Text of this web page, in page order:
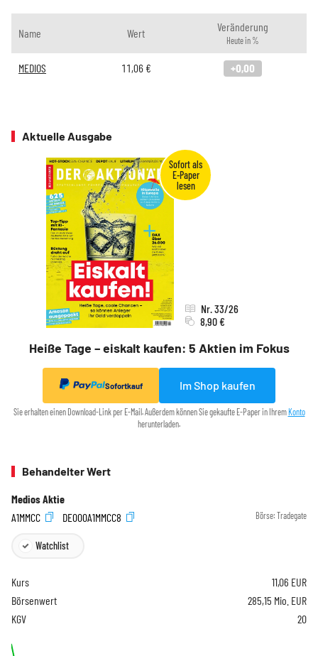
Name Wert Veränderung
Heute in %
MEDIOS 11,06€ +0,00
Aktuelle Ausgabe
Heiße Tage – eiskalt kaufen: 5 Aktien im Fokus
Nr. 33/26
8,90 €
Sofortkauf Im Shop kaufen
Sie erhalten einen Download-Link per E-Mail. Außerdem können Sie gekaufte E-Paper in Ihrem Konto
herunterladen.
Behandelter Wert
Medios Aktie
A1MMCC
DE000A1MMCC8 Börse: Tradegate
Watchlist
Kurs 11,06 EUR
Börsenwert
285,15 Mio. EUR
KGV
20